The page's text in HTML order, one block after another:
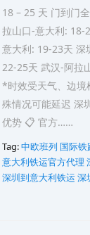
18 – 25 天 门到门
拉山口-意大利: 18-
意大利: 19-23天 深
22-25天 武汉-阿拉
*时效受天气、边境
殊情况可能延迟 深
优势 📋 官方……
Tag:中欧班列 国际铁
意大利铁运官方代理
深圳到意大利铁运深